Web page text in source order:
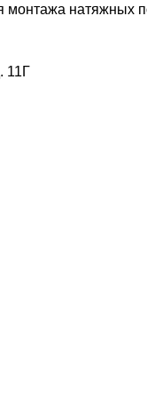
монтажа натяжных
11Г